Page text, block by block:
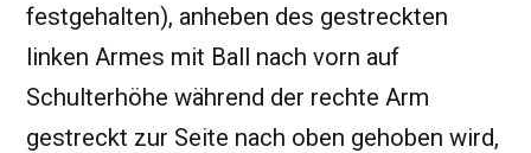
festgehalten), anheben des gestreckten
linken Armes mit Ball nach vorn auf
Schulterhöhe während der rechte Arm
gestreckt zur Seite nach oben gehoben wird,